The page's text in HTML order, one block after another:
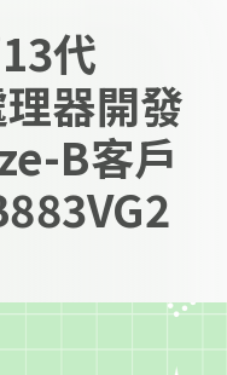
代
器開發
B客戶